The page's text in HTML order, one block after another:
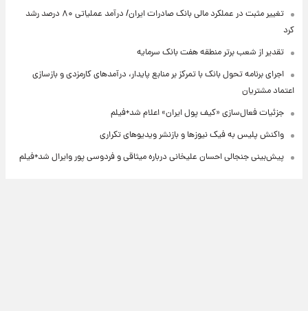
تغییر مثبت در عملکرد مالی بانک صادرات ایران/ درآمد عملیاتی ۸۰ درصد رشد
کرد
تقدیر از شعب برتر منطقه هفت بانک سرمایه
اجرای برنامه تحول بانک با تمرکز بر منابع پایدار، درآمدهای کارمزدی و بازسازی
اعتماد مشتریان
جزئیات فعال‌سازی «کیف پول ایران» اعلام شد+فیلم
واکنش پلیس به فیک نیوزها و بازنشر ویدیوهای تکراری
پیش‌بینی جنجالی احسان علیخانی درباره میثاقی و فردوسی پور وایرال شد+فیلم